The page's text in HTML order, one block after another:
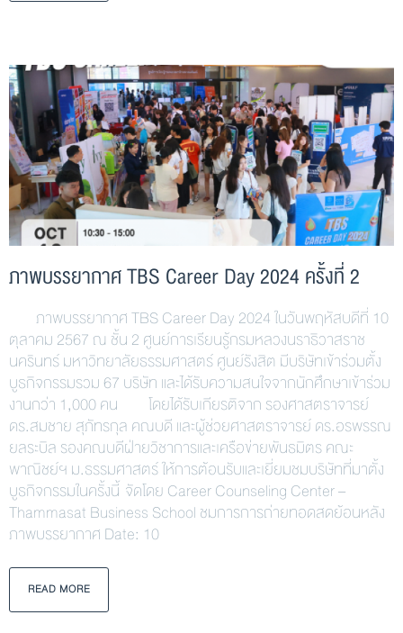
ภาพบรรยากาศ TBS Career Day 2024 ครั้งที่ 2
ภาพบรรยากาศ TBS Career Day 2024 ในวันพฤหัสบดีที่ 10
ตุลาคม 2567 ณ ชั้น 2 ศูนย์การเรียนรู้กรมหลวงนราธิวาสราช
นครินทร์ มหาวิทยาลัยธรรมศาสตร์ ศูนย์รังสิต มีบริษัทเข้าร่วมตั้ง
บูธกิจกรรมรวม 67 บริษัท และได้รับความสนใจจากนักศึกษาเข้าร่วม
งานกว่า 1,000 คน โดยได้รับเกียรติจาก รองศาสตราจารย์
ดร.สมชาย สุภัทรกุล คณบดี และผู้ช่วยศาสตราจารย์ ดร.อรพรรณ
ยลระบิล รองคณบดีฝ่ายวิชาการและเครือข่ายพันธมิตร คณะ
พาณิชย์ฯ ม.ธรรมศาสตร์ ให้การต้อนรับและเยี่ยมชมบริษัทที่มาตั้ง
บูธกิจกรรมในครั้งนี้ จัดโดย Career Counseling Center –
Thammasat Business School ชมการการถ่ายทอดสดย้อนหลัง
ภาพบรรยากาศ Date: 10
READ MORE